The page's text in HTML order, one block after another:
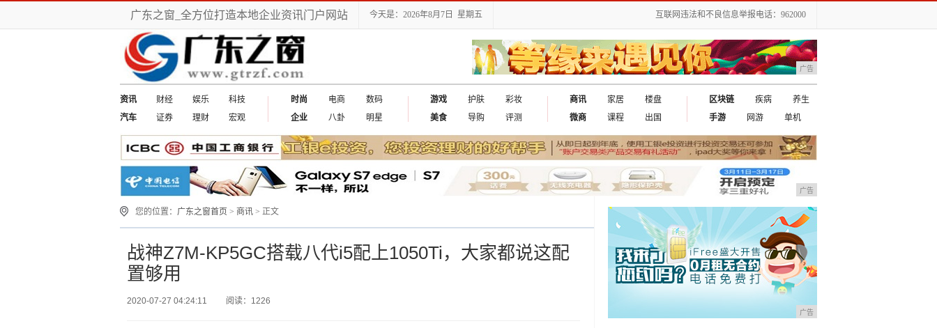
广东之窗_全方位打造本地企业资讯门户网站 今天是：2026年8月7日 星期五 互联网违法和不良信息举报电话：962000
广告
资讯 财经 娱乐
科技
汽车
证券 理财 宏观
时尚 电商
数码
企业
八卦 明星
游戏 护肤
彩妆
美食
导购 评测
商讯 家居
楼盘
微商
课程 出国
区块链 疾病
养生
手游
网游 单机
广告
您的位置： 广东之窗首页 > 商讯 > 正文
战神Z7M-KP5GC搭载八代i5配上1050Ti，大家都说这配
置够用
2020-07-27 04:24:11 阅读：1226
广告